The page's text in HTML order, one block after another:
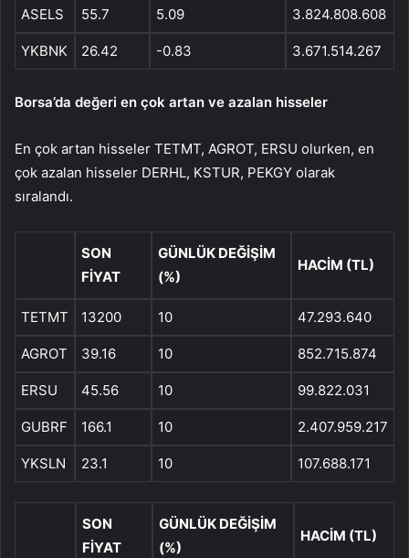
ASELS 55.7 5.09 3.824.808.608
YKBNK 26.42 -0.83 3.671.514.267
Borsa’da değeri en çok artan ve azalan hisseler
En çok artan hisseler TETMT, AGROT, ERSU olurken, en
çok azalan hisseler DERHL, KSTUR, PEKGY olarak
sıralandı.
SON
FİYAT
GÜNLÜK DEĞİŞİM
(%)
HACİM (TL)
TETMT 13200 10 47.293.640
AGROT 39.16 10 852.715.874
ERSU 45.56 10 99.822.031
GUBRF 166.1 10 2.407.959.217
YKSLN 23.1 10 107.688.171
SON
FİYAT
GÜNLÜK DEĞİŞİM
(%)
HACİM (TL)